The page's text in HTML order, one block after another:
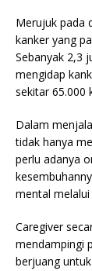
Merujuk pada
kanker yang
Sebanyak 2,3
mengidap
sekitar 65.000
Dalam
tidak hanya
perlu adanya
mental melalui
Caregiver
mendampingi
berjuang